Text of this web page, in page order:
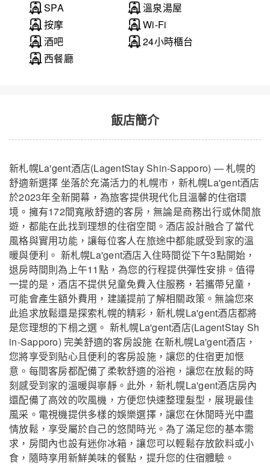
SPA
溫泉湯屋
按摩
Wi-Fi
酒吧
24小時櫃台
西餐廳
飯店簡介
新札幌La'gent酒店(LagentStay Shin-Sapporo) — 札幌的
舒適新選擇 坐落於充滿活力的札幌市，新札幌La'gent酒店
於2023年全新開幕，為旅客提供現代化且溫馨的住宿環
境。擁有172間寬敞舒適的客房，無論是商務出行或休閒旅
遊，都能在此找到理想的住宿空間。酒店設計融合了當代
風格與實用功能，讓每位客人在旅途中都能感受到家的溫
暖與便利。 新札幌La'gent酒店入住時間從下午3點開始，
退房時間則為上午11點，為您的行程提供彈性安排。值得
一提的是，酒店不提供兒童免費入住服務，若攜帶兒童，
可能會產生額外費用，建議提前了解相關政策。無論您來
此追求放鬆還是探索札幌的精彩，新札幌La'gent酒店都將
是您理想的下榻之選。 新札幌La'gent酒店(LagentStay Sh
in-Sapporo) 完美舒適的客房設施 在新札幌La'gent酒店，
您將享受到貼心且便利的客房設施，讓您的住宿更加愜
意。每間客房都配備了柔軟舒適的浴袍，讓您在放鬆的時
刻感受到家的溫暖與寧靜。此外，新札幌La'gent酒店房內
還配備了高效的吹風機，方便您快速整理髮型，展現最佳
風采。電視機提供多樣的娛樂選擇，讓您在休閒時光中盡
情放鬆，享受屬於自己的悠閒時光。為了滿足您的基本需
求，房間內也設有迷你冰箱，讓您可以輕鬆存放飲料或小
食，隨時享用新鮮美味的餐點，提升您的住宿體驗。
新札幌La'gent酒店 關閉